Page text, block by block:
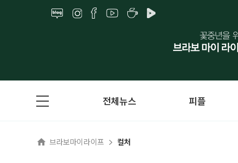
전체뉴스 피플
브라보마이라이프 컬처